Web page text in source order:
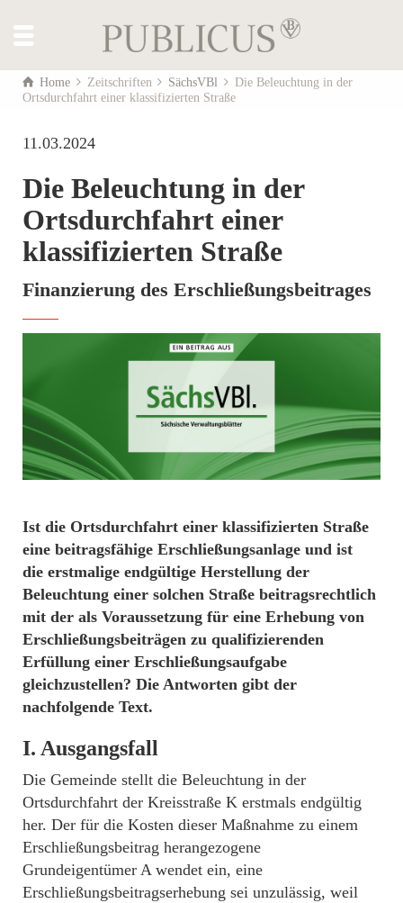
Home Zeitschriften SächsVBl
Die Beleuchtung in der
Ortsdurchfahrt einer klassifizierten Straße
11.03.2024
Die Beleuchtung in der
Ortsdurchfahrt einer
klassifizierten Straße
Finanzierung des Erschließungsbeitrages
Ist die Ortsdurchfahrt einer klassifizierten Straße
eine beitragsfähige Erschließungsanlage und ist
die erstmalige endgültige Herstellung der
Beleuchtung einer solchen Straße beitragsrechtlich
mit der als Voraussetzung für eine Erhebung von
Erschließungsbeiträgen zu qualifizierenden
Erfüllung einer Erschließungsaufgabe
gleichzustellen? Die Antworten gibt der
nachfolgende Text.
I. Ausgangsfall
Die Gemeinde stellt die Beleuchtung in der
Ortsdurchfahrt der Kreisstraße K erstmals endgültig
her. Der für die Kosten dieser Maßnahme zu einem
Erschließungsbeitrag herangezogene
Grundeigentümer A wendet ein, eine
Erschließungsbeitragserhebung sei unzulässig, weil